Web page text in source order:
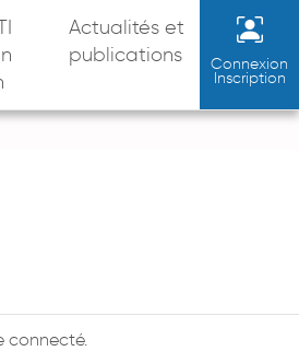
Actualités et
publications
Connexion
Inscription
connecté.